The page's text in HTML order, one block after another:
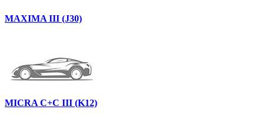
MAXIMA III (J30)
MICRA C+C III (K12)